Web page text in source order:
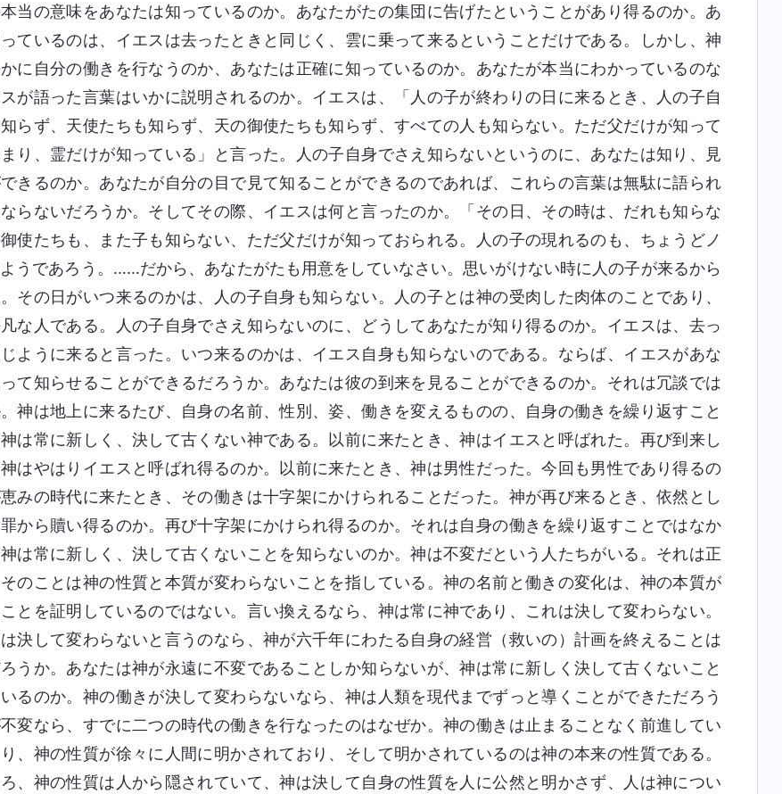
当の意味をあなたは知っているのか。あなたがたの集団に告げたということがあり得るのか。あ
ているのは、イエスは去ったときと同じく、雲に乗って来るということだけである。しかし、神
に自分の働きを行なうのか、あなたは正確に知っているのか。あなたが本当にわかっているのな
が語った言葉はいかに説明されるのか。イエスは、「人の子が終わりの日に来るとき、人の子自
らず、天使たちも知らず、天の御使たちも知らず、すべての人も知らない。ただ父だけが知って
り、霊だけが知っている」と言った。人の子自身でさえ知らないというのに、あなたは知り、見
きるのか。あなたが自分の目で見て知ることができるのであれば、これらの言葉は無駄に語られ
らないだろうか。そしてその際、イエスは何と言ったのか。「その日、その時は、だれも知らな
使たちも、また子も知らない、ただ父だけが知っておられる。人の子の現れるのも、ちょうどノ
うであろう。……だから、あなたがたも用意をしていなさい。思いがけない時に人の子が来るから
その日がいつ来るのかは、人の子自身も知らない。人の子とは神の受肉した肉体のことであり、
な人である。人の子自身でさえ知らないのに、どうしてあなたが知り得るのか。イエスは、去っ
ように来ると言った。いつ来るのかは、イエス自身も知らないのである。ならば、イエスがあな
て知らせることができるだろうか。あなたは彼の到来を見ることができるのか。それは冗談では
神は地上に来るたび、自身の名前、性別、姿、働きを変えるものの、自身の働きを繰り返すこと
は常に新しく、決して古くない神である。以前に来たとき、神はイエスと呼ばれた。再び到来し
はやはりイエスと呼ばれ得るのか。以前に来たとき、神は男性だった。今回も男性であり得るの
みの時代に来たとき、その働きは十字架にかけられることだった。神が再び来るとき、依然とし
から贖い得るのか。再び十字架にかけられ得るのか。それは自身の働きを繰り返すことではなか
は常に新しく、決して古くないことを知らないのか。神は不変だという人たちがいる。それは正
そのことは神の性質と本質が変わらないことを指している。神の名前と働きの変化は、神の本質が
とを証明しているのではない。言い換えるなら、神は常に神であり、これは決して変わらない。
決して変わらないと言うのなら、神が六千年にわたる自身の経営（救いの）計画を終えることは
うか。あなたは神が永遠に不変であることしか知らないが、神は常に新しく決して古くないこと
るのか。神の働きが決して変わらないなら、神は人類を現代までずっと導くことができただろう
変なら、すでに二つの時代の働きを行なったのはなぜか。神の働きは止まることなく前進してい
、神の性質が徐々に人間に明かされており、そして明かされているのは神の本来の性質である。
、神の性質は人から隠されていて、神は決して自身の性質を人に公然と明かさず、人は神につい